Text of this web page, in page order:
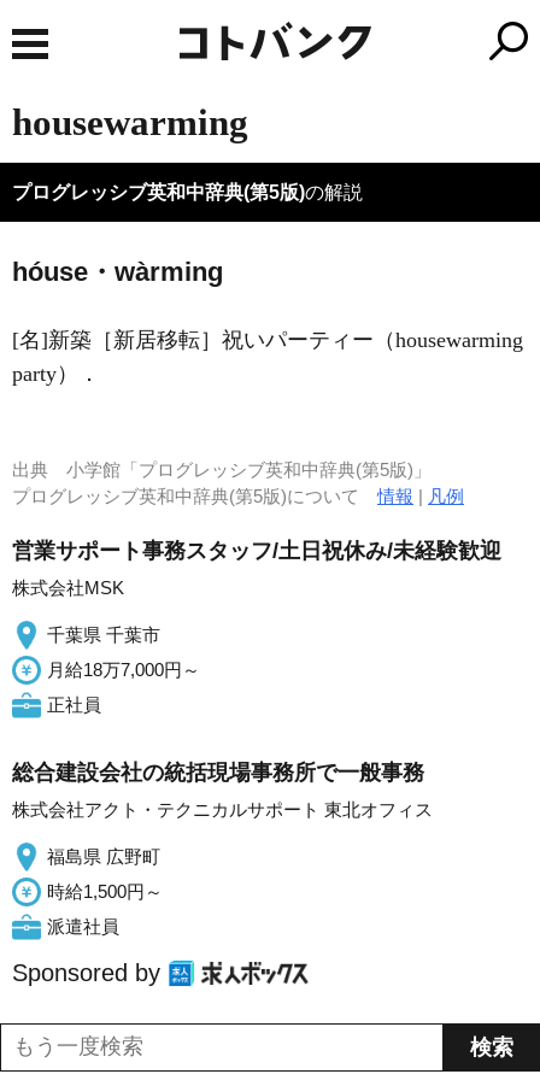
housewarming
プログレッシブ英和中辞典(第5版)の解説
hóuse・wàrming
[名]新築［新居移転］祝いパーティー（housewarming
party）
．
出典 小学館「プログレッシブ英和中辞典(第5版)」
プログレッシブ英和中辞典(第5版)について情報 | 凡例
営業サポート事務スタッフ/土日祝休み/未経験歓迎
株式会社MSK
千葉県 千葉市
月給18万7,000円～
正社員
総合建設会社の統括現場事務所で一般事務
株式会社アクト・テクニカルサポート 東北オフィス
福島県 広野町
時給1,500円～
派遣社員
Sponsored by